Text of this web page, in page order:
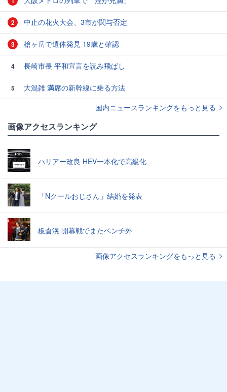
2 中止の花火大会、3市が関与否定
3 槍ヶ岳で遺体発見 19歳と確認
4 長崎市長 平和宣言を読み飛ばし
5
大混雑 満席の新幹線に乗る方法
国内ニュースランキングをもっと見る
画像アクセスランキング
ハリアー改良 HEV一本化で高級化
「Nクールおじさん」結婚を発表
板倉滉 開幕戦でまたベンチ外
画像アクセスランキングをもっと見る